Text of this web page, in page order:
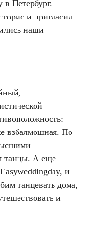
в Петербург.
и пригласил
наши
взбалмошная. По
танцы. А еще
и
танцевать дома,
и